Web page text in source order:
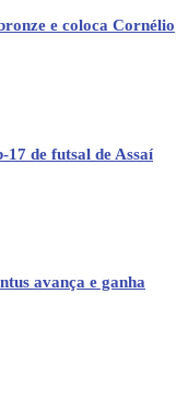
e coloca Cornélio
17 de futsal de Assaí
avança e ganha